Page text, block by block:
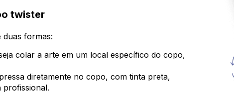
twister
duas formas:
colar a arte em um local específico do copo,
diretamente no copo, com tinta preta,
profissional.